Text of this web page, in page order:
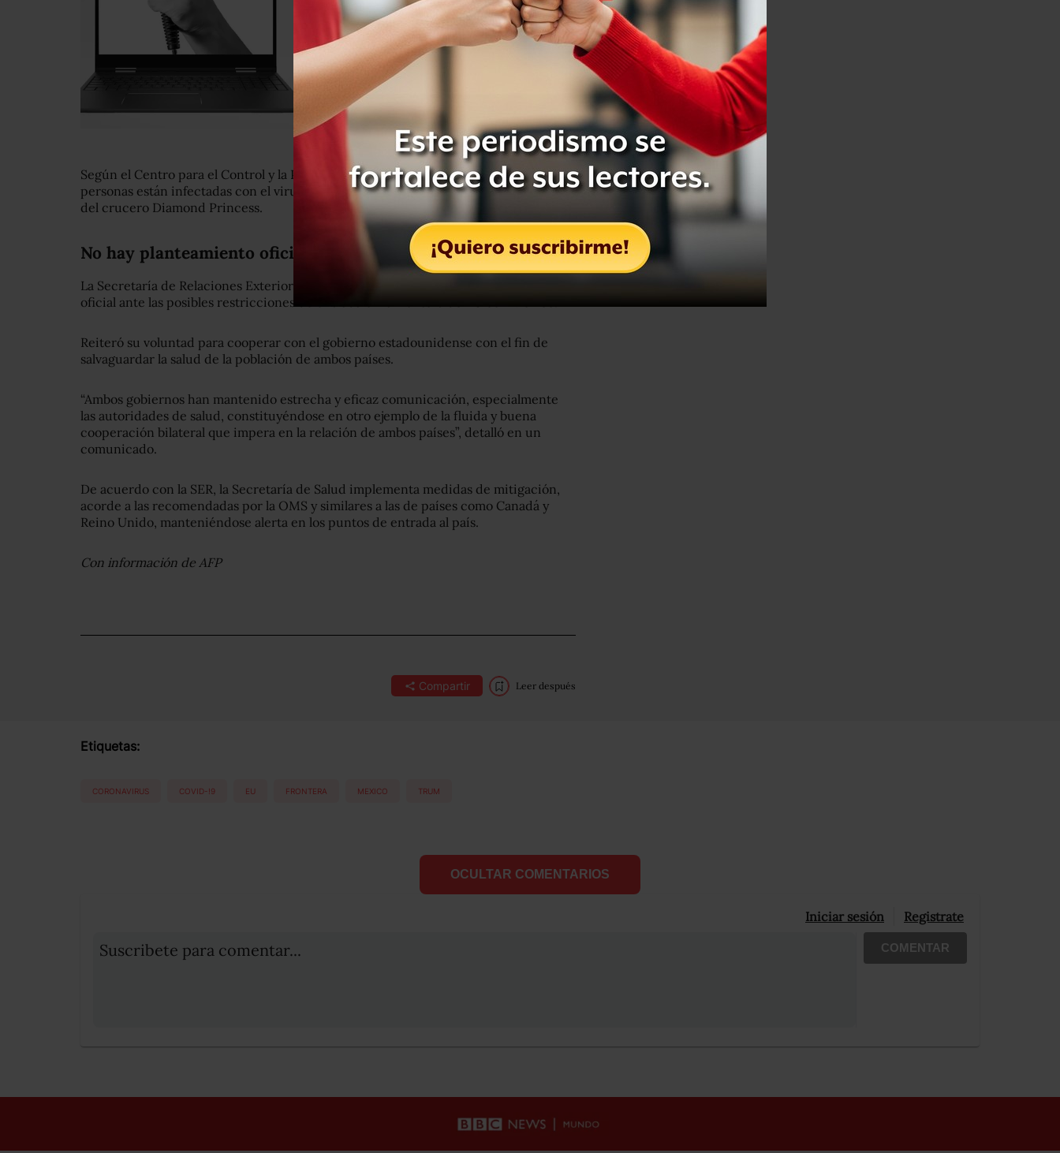
Según el Centro para el Control y la Prevención de Enfermedades, más de 60
personas están infectadas con el virus en Estados Unidos, en su mayoría pasajeros
del crucero Diamond Princess.
No hay planteamiento oficial
La Secretaría de Relaciones Exteriores informó que no ha recibido planteamiento
oficial ante las posibles restricciones de entrada en la frontera de EU con México.
Reiteró su voluntad para cooperar con el gobierno estadounidense con el fin de
salvaguardar la salud de la población de ambos países.
“Ambos gobiernos han mantenido estrecha y eficaz comunicación, especialmente
las autoridades de salud, constituyéndose en otro ejemplo de la fluida y buena
cooperación bilateral que impera en la relación de ambos países”, detalló en un
comunicado.
De acuerdo con la SER, la Secretaría de Salud implementa medidas de mitigación,
acorde a las recomendadas por la OMS y similares a las de países como Canadá y
Reino Unido, manteniéndose alerta en los puntos de entrada al país.
Con información de AFP
Compartir Leer después
Etiquetas:
CORONAVIRUS COVID-!9 EU FRONTERA MEXICO TRUM
OCULTAR COMENTARIOS
Iniciar sesión Registrate
Suscribete para comentar... COMENTAR